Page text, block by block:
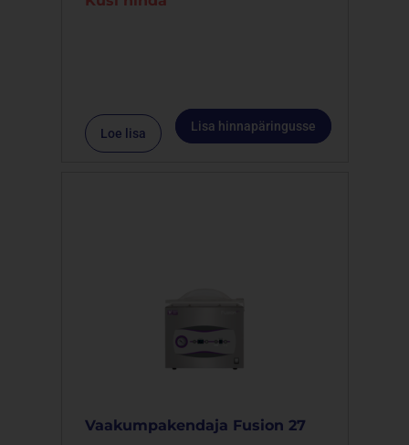
Loe lisa Lisa hinnapäringusse
Vaakumpakendaja Fusion 27